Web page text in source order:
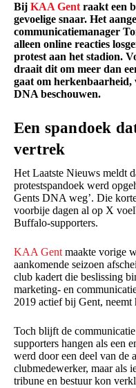
Bij KAA Gent raakt een
gevoelige snaar. Het
communicatiemanager
alleen online reacties
protest aan het stadion.
draait dit om meer dan
gaat om
DNA beschouwen.
Een spandoek
vertrek
Het Laatste Nieuws meldt
protestspandoek werd
Gents DNA weg’. Die
voorbije dagen al op X
Buffalo-supporters.
KAA Gent maakte vorige
aankomende seizoen
club kadert die beslissing
marketing- en
2019 actief bij Gent, neemt
Toch blijft de
supporters hangen als een
werd door een deel van de
clubmedewerker, maar als
tribune en bestuur kon